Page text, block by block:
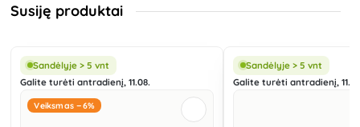
Susiję produktai
Sandėlyje > 5 vnt
Galite turėti antradienį, 11.08.
Veiksmas −6%
Sandėlyje > 5 vnt
Galite turėti antradienį,